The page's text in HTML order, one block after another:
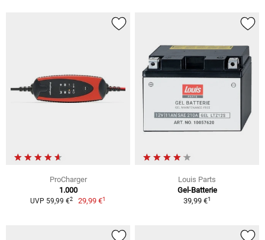
ProCharger
1.000
UVP 59,99 €2 29,99 €1
Louis Parts
Gel-Batterie
39,99 €1